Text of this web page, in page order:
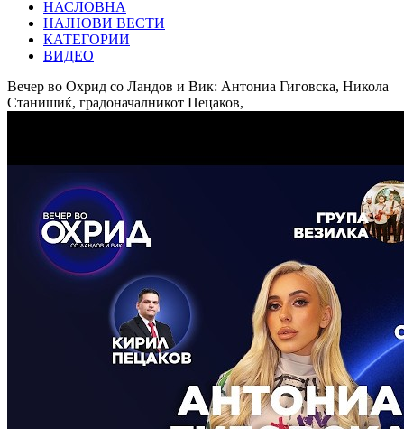
НАСЛОВНА
НАЈНОВИ ВЕСТИ
КАТЕГОРИИ
ВИДЕО
Вечер во Охрид со Ландов и Вик: Антониа Гиговска, Никола
Станишиќ, градоначалникот Пецаков,